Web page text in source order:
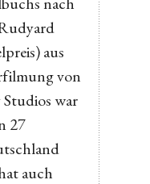
aus
von
war
27
auch